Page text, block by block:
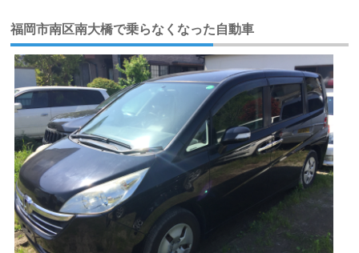
福岡市南区南大橋で乗らなくなった自動車